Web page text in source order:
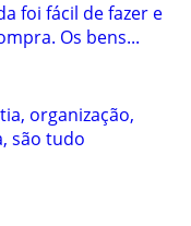
foi fácil de fazer e
Os bens...
organização,
são tudo